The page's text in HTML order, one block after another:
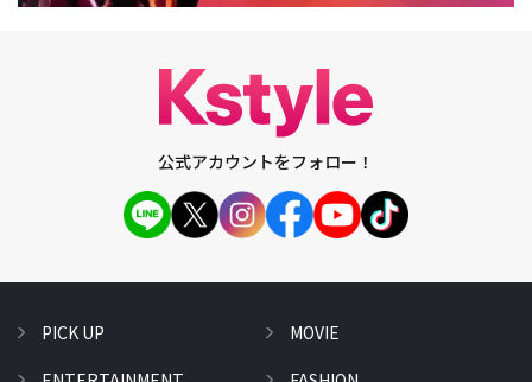
公式アカウントをフォロー！
PICK UP
MOVIE